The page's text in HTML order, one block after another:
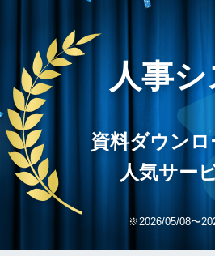
人事
資料ダウン
人気サー
※2026/05/08〜